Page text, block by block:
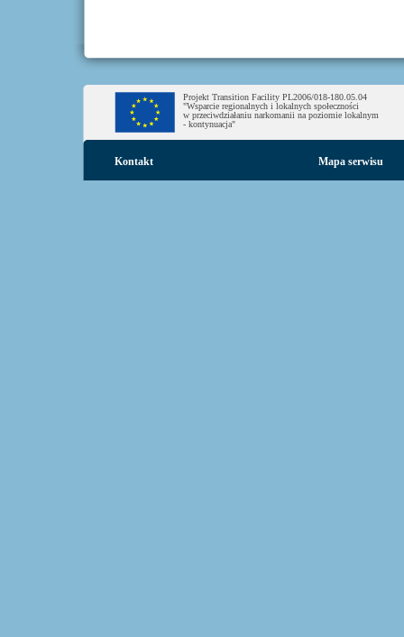
Projekt Transition Facility PL2006/018-180.05.04
"Wsparcie regionalnych i lokalnych społeczności
w przeciwdziałaniu narkomanii na poziomie lokalnym
- kontynuacja"
Kontakt Mapa serwisu